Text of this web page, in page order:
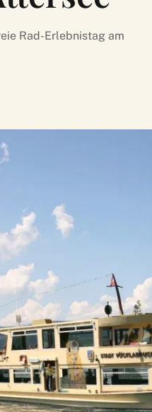
Rad-Erlebnistag am